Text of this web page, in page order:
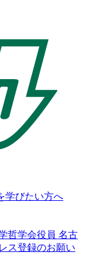
学びたい方へ
哲学会役員 名古
ス登録のお願い